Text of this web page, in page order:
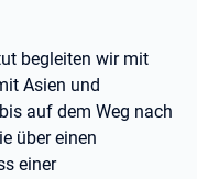
begleiten wir mit
Asien und
auf dem Weg nach
über einen
einer